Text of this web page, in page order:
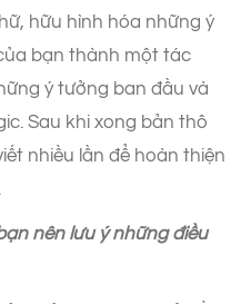
hữu hình hóa những ý
bạn thành một tác
ý tưởng ban đầu và
Sau khi xong bản thô
nhiều lần để hoàn thiện
nên lưu ý những điều